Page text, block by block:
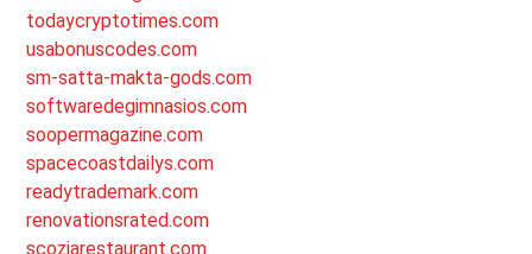
todaycryptotimes.com
usabonuscodes.com
sm-satta-makta-gods.com
softwaredegimnasios.com
soopermagazine.com
spacecoastdailys.com
readytrademark.com
renovationsrated.com
scoziarestaurant.com